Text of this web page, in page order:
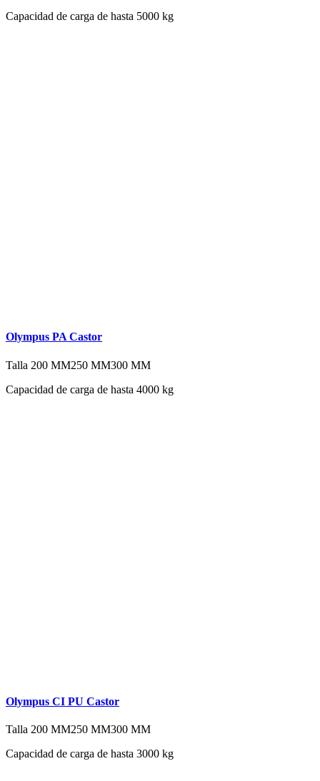
Capacidad de carga de hasta 5000 kg
Olympus PA Castor
Talla 200 MM250 MM300 MM
Capacidad de carga de hasta 4000 kg
Olympus CI PU Castor
Talla 200 MM250 MM300 MM
Capacidad de carga de hasta 3000 kg